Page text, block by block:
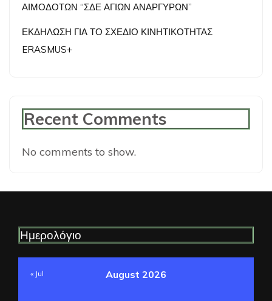
ΑΙΜΟΔΟΤΩΝ “ΣΔΕ ΑΓΙΩΝ ΑΝΑΡΓΥΡΩΝ”
ΕΚΔΗΛΩΣΗ ΓΙΑ ΤΟ ΣΧΕΔΙΟ ΚΙΝΗΤΙΚΟΤΗΤΑΣ
ERASMUS+
Recent Comments
No comments to show.
Ημερολόγιο
August 2026
« Jul